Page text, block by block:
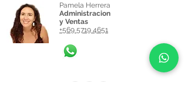
Pamela Herrera
Administracion
y Ventas
+569 5719 4651